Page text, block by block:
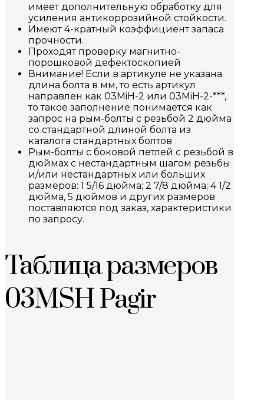
имеет дополнительную обработку для
усиления антикоррозийной стойкости.
Имеют 4-кратный коэффициент запаса
прочности.
Проходят проверку магнитно-
порошковой дефектоскопией
Внимание! Если в артикуле не указана
длина болта в мм, то есть артикул
направлен как 03MiH-2 или 03MiH-2-***,
то такое заполнение понимается как
запрос на рым-болты с резьбой 2 дюйма
со стандартной длиной болта из
каталога стандартных болтов
Рым-болты с боковой петлей с резьбой в
дюймах с нестандартным шагом резьбы
и/или нестандартных или больших
размеров: 1 5/16 дюйма; 2 7/8 дюйма; 4 1/2
дюйма, 5 дюймов и других размеров
поставляются под заказ, характеристики
по запросу.
Таблица размеров
03MSH Pagir